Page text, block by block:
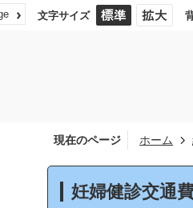
文字サイズ
現在のページ ホーム
妊婦健診交通